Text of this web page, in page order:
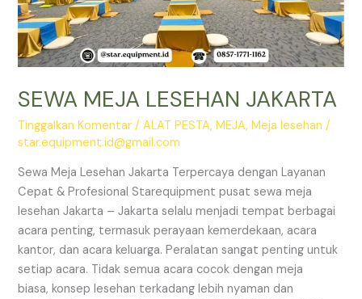
SEWA MEJA LESEHAN JAKARTA
Tinggalkan Komentar /ALAT PESTA,MEJA,Meja lesehan /
star.equipment.id@gmail.com
Sewa Meja Lesehan Jakarta Terpercaya dengan Layanan
Cepat & Profesional Starequipment pusat sewa meja
lesehan Jakarta – Jakarta selalu menjadi tempat berbagai
acara penting, termasuk perayaan kemerdekaan, acara
kantor, dan acara keluarga. Peralatan sangat penting untuk
setiap acara. Tidak semua acara cocok dengan meja
biasa, konsep lesehan terkadang lebih nyaman dan